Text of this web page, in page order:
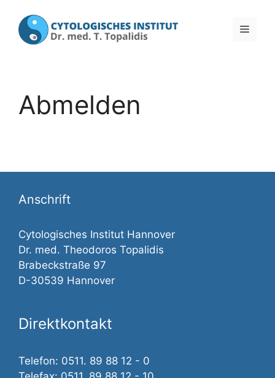
Inhalt
springen
Menü
Abmelden
Anschrift
Cytologisches Institut Hannover
Dr. med. Theodoros Topalidis
Brabeckstraße 97
D-30539 Hannover
Direktkontakt
Telefon: 0511. 89 88 12 - 0